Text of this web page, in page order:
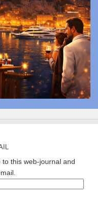
this web-journal and